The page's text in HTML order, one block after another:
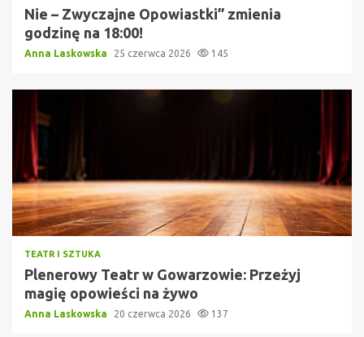
Nie – Zwyczajne Opowiastki” zmienia
godzinę na 18:00!
Anna Laskowska 25 czerwca 2026 145
TEATR I SZTUKA
Plenerowy Teatr w Gowarzowie: Przeżyj
magię opowieści na żywo
Anna Laskowska 20 czerwca 2026 137